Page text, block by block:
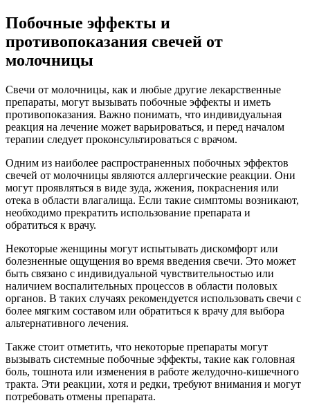
Побочные эффекты и
противопоказания свечей от
молочницы
Свечи от молочницы, как и любые другие лекарственные
препараты, могут вызывать побочные эффекты и иметь
противопоказания. Важно понимать, что индивидуальная
реакция на лечение может варьироваться, и перед началом
терапии следует проконсультироваться с врачом.
Одним из наиболее распространенных побочных эффектов
свечей от молочницы являются аллергические реакции. Они
могут проявляться в виде зуда, жжения, покраснения или
отека в области влагалища. Если такие симптомы возникают,
необходимо прекратить использование препарата и
обратиться к врачу.
Некоторые женщины могут испытывать дискомфорт или
болезненные ощущения во время введения свечи. Это может
быть связано с индивидуальной чувствительностью или
наличием воспалительных процессов в области половых
органов. В таких случаях рекомендуется использовать свечи с
более мягким составом или обратиться к врачу для выбора
альтернативного лечения.
Также стоит отметить, что некоторые препараты могут
вызывать системные побочные эффекты, такие как головная
боль, тошнота или изменения в работе желудочно-кишечного
тракта. Эти реакции, хотя и редки, требуют внимания и могут
потребовать отмены препарата.